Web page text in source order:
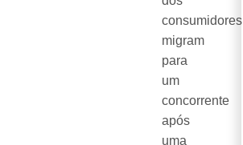
consumidores
migram
para
um
concorrente
após
uma